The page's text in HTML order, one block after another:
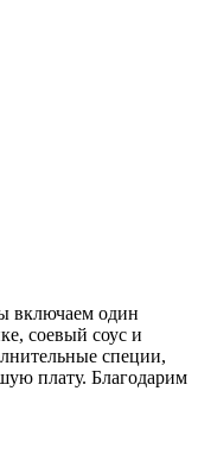
включаем один
соевый соус и
специи,
плату. Благодарим